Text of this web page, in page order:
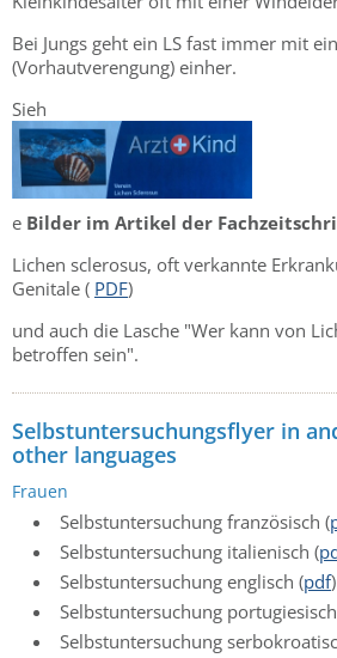
Bei Jungs geht ein LS fast immer mit
(Vorhautverengung) einher.
Sieh
e Bilder im Artikel der
Lichen sclerosus, oft verkannte
Genitale ( PDF)
und auch die Lasche "Wer kann von
betroffen sein".
Selbstuntersuchungsflyer in
other languages
Frauen
Selbstuntersuchung französisch (
Selbstuntersuchung italienisch (
Selbstuntersuchung englisch (pdf)
Selbstuntersuchung portugiesisch
Selbstuntersuchung